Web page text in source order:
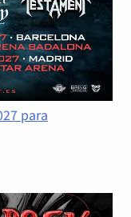
para